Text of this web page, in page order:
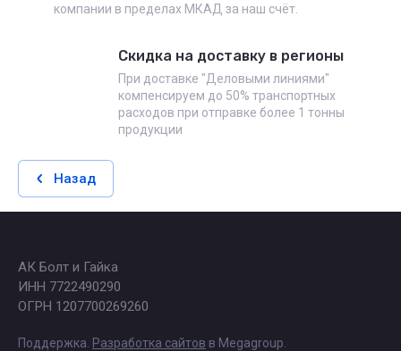
компании в пределах МКАД за наш счёт.
Скидка на доставку в регионы
При доставке "Деловыми линиями"
компенсируем до 50% транспортных
расходов при отправке более 1 тонны
продукции
Назад
АК Болт и Гайка
ИНН 7722490290
ОГРН 1207700269260
Поддержка. Разработка сайтов в Megagroup.